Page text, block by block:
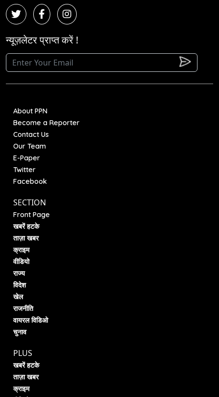
न्यूज़लेटर प्राप्त करें !
About PPN
Become a Reporter
Contact Us
Our Team
E-Paper
Twitter
Facebook
SECTION
Front Page
खबरें हटके
ताज़ा खबर
क्राइम
वीडियो
राज्य
विदेश
खेल
राजनीति
वायरल विडिओ
चुनाव
PLUS
खबरें हटके
ताज़ा खबर
क्राइम